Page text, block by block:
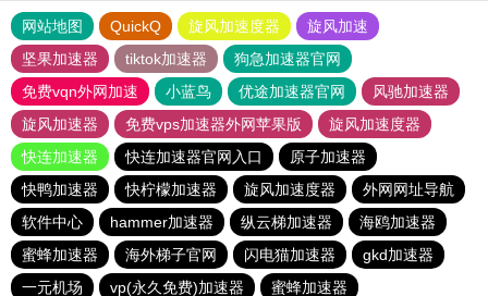
网站地图 QuickQ 旋风加速度器
旋风加速
坚果加速器
tiktok加速器
狗急加速器官网
免费vqn外网加速
小蓝鸟 优途加速器官网
风驰加速器
旋风加速器
免费vps加速器外网苹果版
旋风加速度器
快连加速器
快连加速器官网入口
原子加速器
快鸭加速器
快柠檬加速器 旋风加速度器
外网网址导航
软件中心
hammer加速器 纵云梯加速器
海鸥加速器
蜜蜂加速器
海外梯子官网 闪电猫加速器
gkd加速器
一元机场
vp(永久免费)加速器 蜜蜂加速器